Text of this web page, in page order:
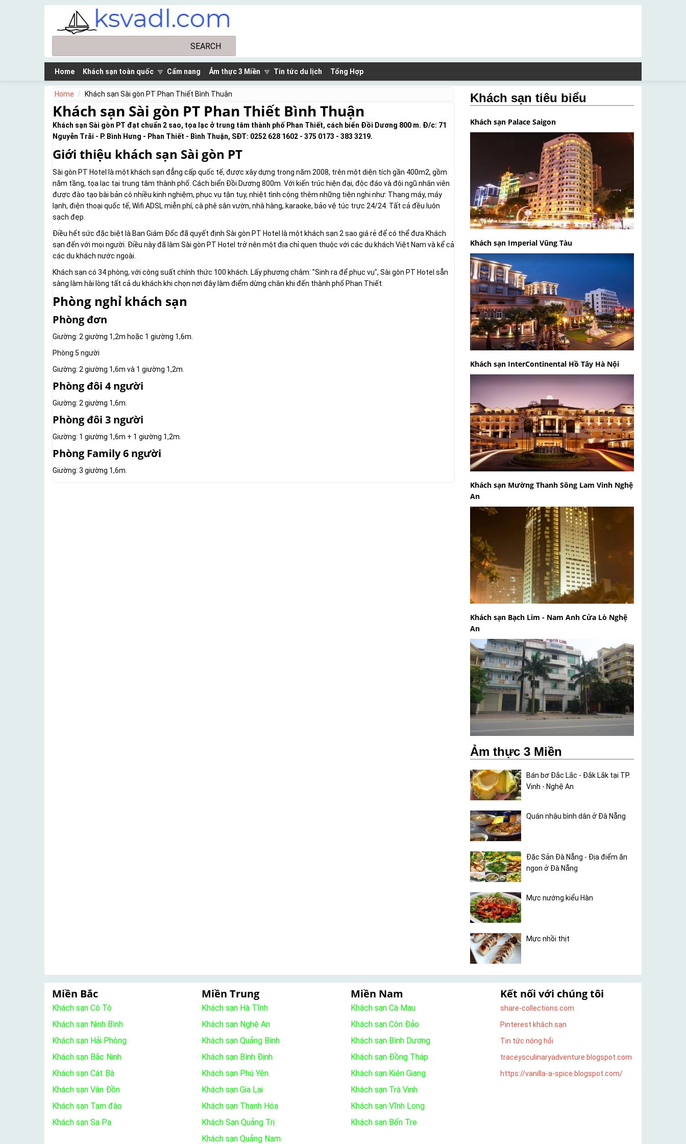
Skip to main content
Home Khách sạn toàn quốc Cẩm nang Ảm thực 3 Miền Tin tức du lịch Tổng Hợp
Home Khách sạn Sài gòn PT Phan Thiết Bình Thuận
Khách sạn Sài gòn PT Phan Thiết Bình Thuận
Khách sạn Sài gòn PT đạt chuẩn 2 sao, tọa lạc ở trung tâm thành phố Phan Thiết, cách biển Đồi Dương 800 m. Đ/c: 71
Nguyễn Trãi - P. Bình Hưng - Phan Thiết - Bình Thuận, SĐT: 0252 628 1602 - 375 0173 - 383 3219.
Giới thiệu khách sạn Sài gòn PT
Sài gòn PT Hotel là một khách sạn đẳng cấp quốc tế, được xây dựng trong năm 2008, trên một diện tích gần 400m2, gồm
năm tầng, tọa lạc tại trung tâm thành phố. Cách biển Đồi Dương 800m. Với kiến trúc hiện đại, độc đáo và đội ngũ nhân viên
được đào tạo bài bản có nhiều kinh nghiệm, phục vụ tận tụy, nhiệt tình cộng thêm những tiện nghi như: Thang máy, máy
lạnh, điện thoại quốc tế, Wifi ADSL miễn phí, cà phê sân vườn, nhà hàng, karaoke, bảo vệ túc trực 24/24. Tất cả đều luôn
sạch đẹp.
Điều hết sức đặc biệt là Ban Giám Đốc đã quyết định Sài gòn PT Hotel là một khách sạn 2 sao giá rẻ để có thể đưa Khách
sạn đến với mọi người. Điều này đã làm Sài gòn PT Hotel trở nên một địa chỉ quen thuộc với các du khách Việt Nam và kể cả
các du khách nước ngoài.
Khách sạn có 34 phòng, với công suất chính thức 100 khách. Lấy phương châm: "Sinh ra để phục vụ", Sài gòn PT Hotel sẵn
sàng làm hài lòng tất cả du khách khi chọn nơi đây làm điểm dừng chân khi đến thành phố Phan Thiết.
Phòng nghỉ khách sạn
Phòng đơn
Giường: 2 giường 1,2m hoặc 1 giường 1,6m.
Phòng 5 người
Giường: 2 giường 1,6m và 1 giường 1,2m.
Phòng đôi 4 người
Giường: 2 giường 1,6m.
Phòng đôi 3 người
Giường: 1 giường 1,6m + 1 giường 1,2m.
Phòng Family 6 người
Giường: 3 giường 1,6m.
Khách sạn tiêu biểu
Khách sạn Palace Saigon
Khách sạn Imperial Vũng Tàu
Khách sạn InterContinental Hồ Tây Hà Nội
Khách sạn Mường Thanh Sông Lam Vinh Nghệ
An
Khách sạn Bạch Lim - Nam Anh Cửa Lò Nghệ
An
Ảm thực 3 Miền
Bán bơ Đắc Lắc - Đắk Lắk tại TP.
Vinh - Nghệ An
Quán nhậu bình dân ở Đà Nẵng
Đặc Sản Đà Nẵng - Địa điểm ăn
ngon ở Đà Nẵng
Mực nướng kiểu Hàn
Mực nhồi thịt
Miền Bắc
Khách sạn Cô Tô
Khách sạn Ninh Bình
Khách sạn Hải Phòng
Khách sạn Bắc Ninh
Khách sạn Cát Bà
Khách sạn Vân Đồn
Khách sạn Tam đào
Khách sạn Sa Pa
Miền Trung
Khách sạn Hà Tĩnh
Khách sạn Nghệ An
Khách sạn Quảng Bình
Khách sạn Bình Định
Khách sạn Phú Yên
Khách sạn Gia Lai
Khách sạn Thanh Hóa
Khách Sạn Quảng Trị
Khách sạn Quảng Nam
Miền Nam
Khách sạn Cà Mau
Khách sạn Côn Đảo
Khách sạn Bình Dương
Khách sạn Đồng Tháp
Khách sạn Kiên Giang
Khách sạn Trà Vinh
Khách sạn Vĩnh Long
Khách sạn Bến Tre
Kết nối với chúng tôi
share-collections.com
Pinterest khách sạn
Tin tức nóng hổi
traceysculinaryadventure.blogspot.com
https://vanilla-a-spice.blogspot.com/